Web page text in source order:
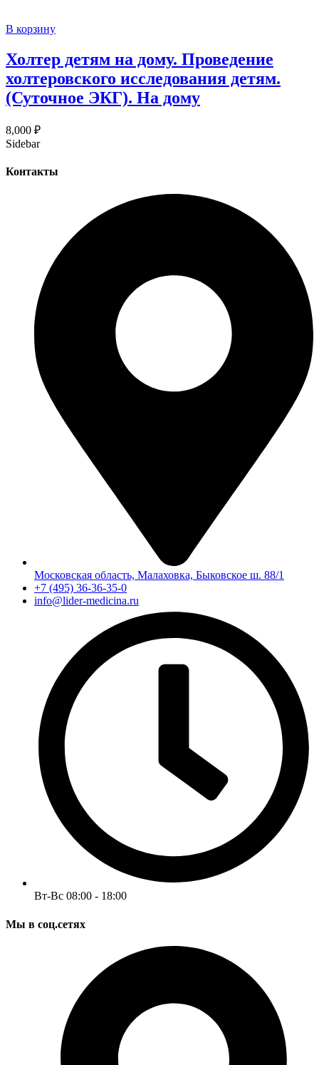
В корзину
Холтер детям на дому. Проведение
холтеровского исследования детям.
(Суточное ЭКГ). На дому
8,000 ₽
Sidebar
Контакты
Московская область, Малаховка, Быковское ш. 88/1
+7 (495) 36-36-35-0
info@lider-medicina.ru
Вт-Вс 08:00 - 18:00
Мы в соц.сетях